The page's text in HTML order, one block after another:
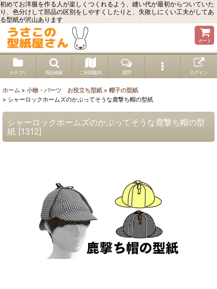
初めてお洋服を作る人が楽しくつくれるよう、縫い代が最初からついていた
り、色分けして部品の区別をしやすくしたりと、失敗しにくい工夫がしてあ
る型紙が沢山あります
カート
カテゴリ 商品検索 ご利用案内 質問 ログイン
ホーム > 小物・パーツ お役立ち型紙 > 帽子の型紙
> シャーロックホームズのかぶってそうな鹿撃ち帽の型紙
シャーロックホームズのかぶってそうな鹿撃ち帽の型
紙 [1312]